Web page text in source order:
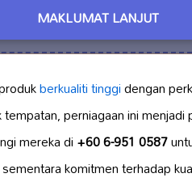
MAKLUMAT LANJUT
berkualiti tinggidengan
perniagaan ini menjadi
mereka di+60 6-951 0587
komitmen terhadap